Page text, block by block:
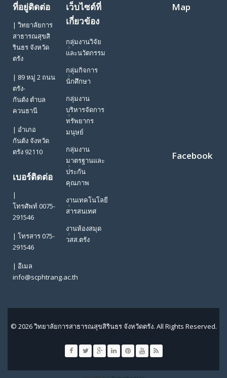
ที่อยู่ติดต่อ
| วิทยาลัยการ
สาธารณสุขสิ
รินธร จังหวัด
ตรัง
| 89 หมู่ 2 ถนน
ตรัง-
กันตัง ตำบล
ควนธานี
| อำเภอ
กันตัง จังหวัด
ตรัง 92110
เบอร์ติดต่อ
|
โทรศัพท์ 0075-
291546
| โทรสาร 075-
291546
| อีเมล
info@scphtrang.ac.th
เว็บไซต์ที่
เกี่ยวข้อง
กลุ่มงานวิจัย
และนวัตกรรม
กลุ่มกิจการ
นักศึกษา
กลุ่มงาน
บริหารจัดการ
ทรัพยากร
มนุษย์
กลุ่มงาน
มาตรฐานและ
ประกัน
คุณภาพ
งานเทคโนโลยี
สารสนเทศ
งานห้องสมุด
วสส.ตรัง
Map
Facebook
© 2026 วิทยาลัยการสาธารณสุขสิรินธร จังหวัดตรัง. All Rights Reserved.